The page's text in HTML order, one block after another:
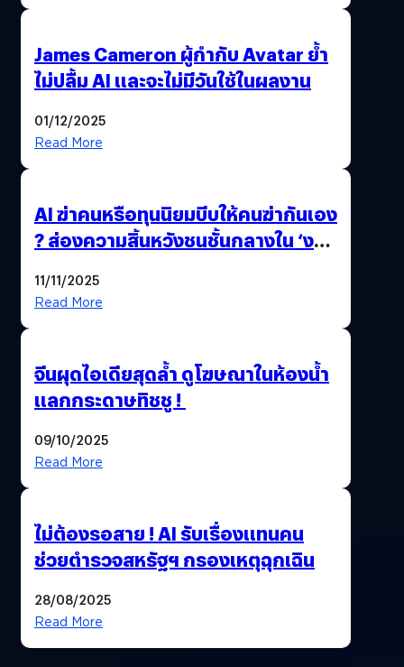
James Cameron ผู้กำกับ Avatar ย้ำ
ไม่ปลื้ม AI และจะไม่มีวันใช้ในผลงาน
01/12/2025
Read More
AI ฆ่าคนหรือทุนนิยมบีบให้คนฆ่ากันเอง
? ส่องความสิ้นหวังชนชั้นกลางใน ‘งาน
11/11/2025
Read More
จีนผุดไอเดียสุดล้ำ ดูโฆษณาในห้องน้ำ
แลกกระดาษทิชชู !
09/10/2025
Read More
ไม่ต้องรอสาย ! AI รับเรื่องแทนคน
ช่วยตำรวจสหรัฐฯ กรองเหตุฉุกเฉิน
28/08/2025
Read More